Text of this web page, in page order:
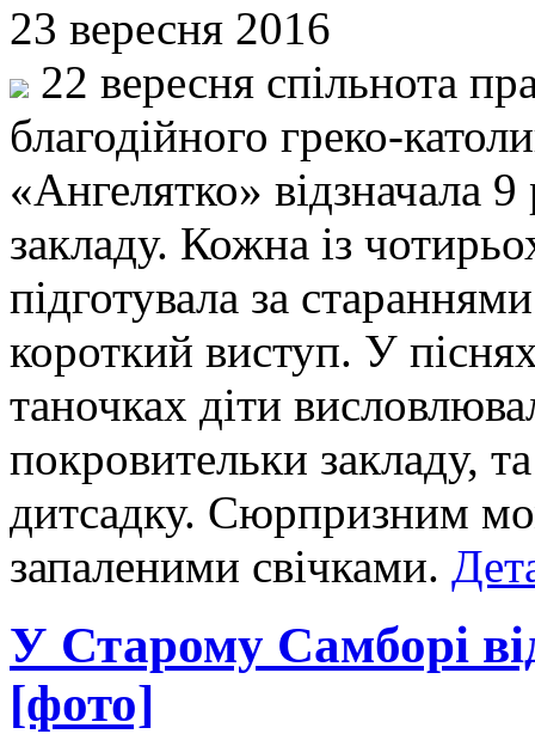
23 вересня 2016
22 вересня спільнота
благодійного греко-
«Ангелятко» відзначала
закладу. Кожна із
підготувала за
короткий виступ. У
таночках діти
покровительки закладу,
дитсадку. Сюрпризним
запаленими свічками.
У Старому Cамборі
[фото]